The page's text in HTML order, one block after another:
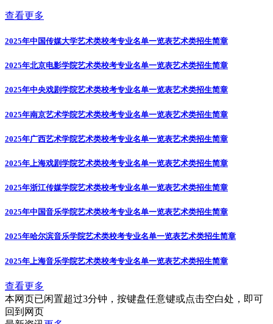
查看更多
2025年中国传媒大学艺术类校考专业名单一览表艺术类招生简章
2025年北京电影学院艺术类校考专业名单一览表艺术类招生简章
2025年中央戏剧学院艺术类校考专业名单一览表艺术类招生简章
2025年南京艺术学院艺术类校考专业名单一览表艺术类招生简章
2025年广西艺术学院艺术类校考专业名单一览表艺术类招生简章
2025年上海戏剧学院艺术类校考专业名单一览表艺术类招生简章
2025年浙江传媒学院艺术类校考专业名单一览表艺术类招生简章
2025年中国音乐学院艺术类校考专业名单一览表艺术类招生简章
2025年哈尔滨音乐学院艺术类校考专业名单一览表艺术类招生简章
2025年上海音乐学院艺术类校考专业名单一览表艺术类招生简章
查看更多
本网页已闲置超过3分钟，按键盘任意键或点击空白处，即可
回到网页